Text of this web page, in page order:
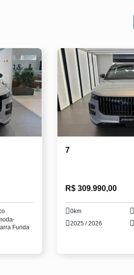
Funda
7
R$ 309.990,00
0km
2025 / 2026